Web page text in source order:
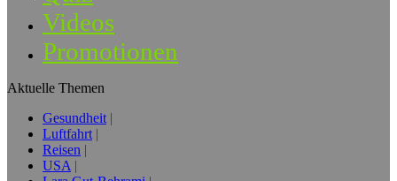
Videos
Promotionen
Aktuelle Themen
Gesundheit
Luftfahrt
Reisen
USA